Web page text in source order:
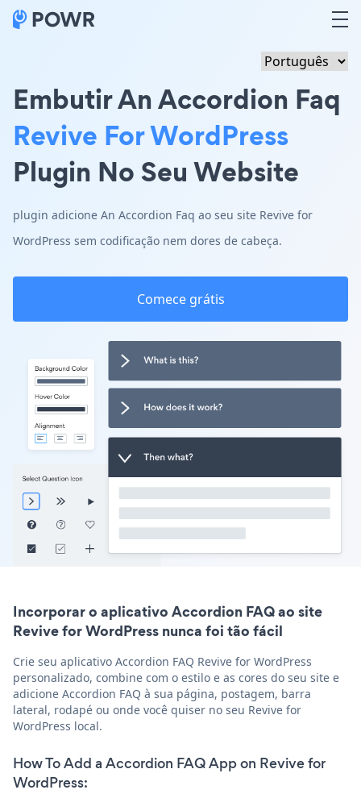
Embutir An Accordion Faq
Revive For WordPress
Plugin No Seu Website
plugin adicione An Accordion Faq ao seu site Revive for
WordPress sem codificação nem dores de cabeça.
Comece grátis
Incorporar o aplicativo Accordion FAQ ao site
Revive for WordPress nunca foi tão fácil
Crie seu aplicativo Accordion FAQ Revive for WordPress
personalizado, combine com o estilo e as cores do seu site e
adicione Accordion FAQ à sua página, postagem, barra
lateral, rodapé ou onde você quiser no seu Revive for
WordPress local.
How To Add a Accordion FAQ App on Revive for
WordPress: